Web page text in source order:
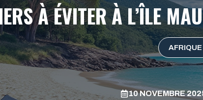
À ÉVITER À L’ÎLE
AFRIQUE
10 NOVEMBRE